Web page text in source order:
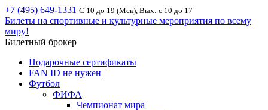
+7 (495) 649-1331 С 10 до 19 (Мск), Вых: с 10 до 17
Билеты на спортивные и культурные мероприятия по всему
миру!
Билетный брокер
Подарочные сертификаты
FAN ID не нужен
Футбол
ФИФА
Чемпионат мира